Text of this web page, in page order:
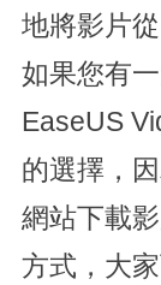
地將影片
如果您有
EaseUS
的選擇，
網站下載
方式，大